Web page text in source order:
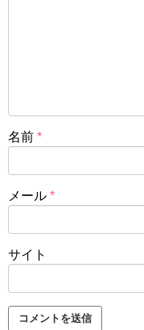
名前 *
メール *
サイト